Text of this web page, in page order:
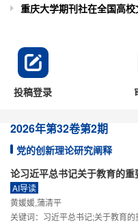
投稿登录
2026年第32卷第2期
党的创新理论研究阐释
论习近平总书记关于教育的
AI导读
黄媛媛,蒲清平
关键词： 习近平总书记;关于教育的重要论